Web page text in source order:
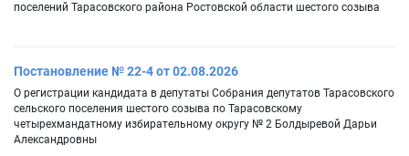
поселений Тарасовского района Ростовской области шестого созыва
Постановление № 22-4 от 02.08.2026
О регистрации кандидата в депутаты Собрания депутатов Тарасовского
сельского поселения шестого созыва по Тарасовскому
четырехмандатному избирательному округу № 2 Болдыревой Дарьи
Александровны